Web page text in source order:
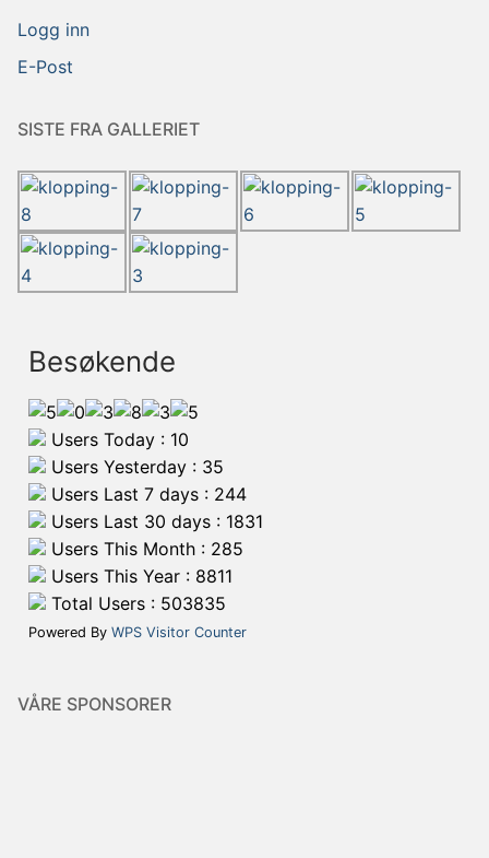
Logg inn
E-Post
SISTE FRA GALLERIET
Besøkende
Users Today : 10
Users Yesterday : 35
Users Last 7 days : 244
Users Last 30 days : 1831
Users This Month : 285
Users This Year : 8811
Total Users : 503835
Powered By WPS Visitor Counter
VÅRE SPONSORER